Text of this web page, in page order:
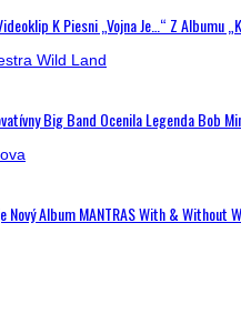
K Piesni „Vojna Je…“ Z Albumu
Big Band Ocenila Legenda Bob
Album MANTRAS With & Without